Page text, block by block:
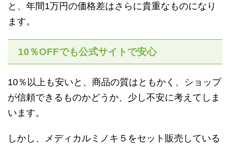
と、年間1万円の価格差はさらに貴重なものになり
ます。
10％OFFでも公式サイトで安心
10％以上も安いと、商品の質はともかく、ショップ
が信頼できるものかどうか、少し不安に考えてしま
います。
しかし、メディカルミノキ５をセット販売している